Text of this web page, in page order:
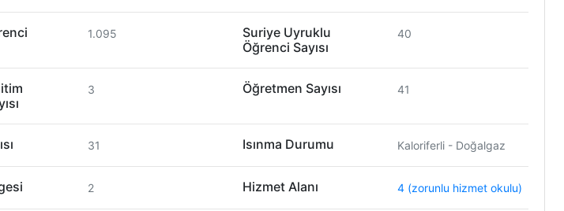
1.095
Suriye Uyruklu
Öğrenci Sayısı
40
3 Öğretmen Sayısı 41
31 Isınma Durumu Kaloriferli - Doğalgaz
2 Hizmet Alanı 4 (zorunlu hizmet okulu)